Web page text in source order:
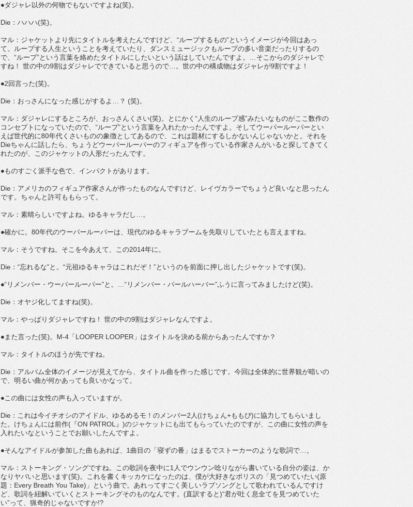
●ダジャレ以外の何物でもないですよね(笑)。
Die：ハハハ(笑)。
マル：ジャケットより先にタイトルを考えたんですけど、“ループするもの”というイメージが今回はあっ
て。ループする人生ということを考えていたり、ダンスミュージックもループの多い音楽だったりするの
で、“ループ”という言葉を絡めたタイトルにしたいという話はしていたんですよ。…そこからのダジャレで
すね！ 世の中の9割はダジャレでできていると思うので…。世の中の構成物はダジャレが9割ですよ！
●2回言った(笑)。
Die：おっさんになった感じがするよ…？ (笑)。
マル：ダジャレにするところが、おっさんくさい(笑)。とにかく“人生のループ感”みたいなものがここ数作の
コンセプトになっていたので、“ループ”という言葉を入れたかったんですよ。そしてウーパールーパーとい
えば世代的に80年代くさいものの象徴としてあるので、これは題材にするしかないんじゃないかと。それを
Dieちゃんに話したら、ちょうどウーパールーパーのフィギュアを作っている作家さんがいると探してきてく
れたのが、このジャケットの人形だったんです。
●ものすごく派手な色で、インパクトがあります。
Die：アメリカのフィギュア作家さんが作ったものなんですけど、レイヴカラーでちょうど良いなと思ったん
です。ちゃんと許可ももらって。
マル：素晴らしいですよね。ゆるキャラだし…。
●確かに。80年代のウーパールーパーは、現代のゆるキャラブームを先取りしていたとも言えますね。
マル：そうですね。そこを今あえて、この2014年に。
Die：“忘れるな”と。“元祖ゆるキャラはこれだぞ！”というのを前面に押し出したジャケットです(笑)。
●“リメンバー・ウーパールーパー”と。…“リメンバー・パールハーバー”ふうに言ってみましたけど(笑)。
Die：オヤジ化してますね(笑)。
マル：やっぱりダジャレですね！ 世の中の9割はダジャレなんですよ。
●また言った(笑)。M-4「LOOPER LOOPER」はタイトルを決める前からあったんですか？
マル：タイトルのほうが先ですね。
Die：アルバム全体のイメージが見えてから、タイトル曲を作った感じです。今回は全体的に世界観が暗いの
で、明るい曲が何かあっても良いかなって。
●この曲には女性の声も入っていますが。
Die：これは今イチオシのアイドル、ゆるめるモ！のメンバー2人(けちょん+ももぴ)に協力してもらいまし
た。けちょんには前作(『ON PATROL』)のジャケットにも出てもらっていたのですが、この曲に女性の声を
入れたいなということでお願いしたんですよ。
●そんなアイドルが参加した曲もあれば、1曲目の「寝ずの番」はまるでストーカーのような歌詞で…。
マル：ストーキング・ソングですね。この歌詞を夜中に1人でウンウン唸りながら書いている自分の姿は、か
なりヤバいと思います(笑)。これを書くキッカケになったのは、僕が大好きなポリスの「見つめていたい(原
題：Every Breath You Take)」という曲で。あれってすごく美しいラブソングとして歌われているんですけ
ど、歌詞を紐解いていくとストーキングそのものなんです。(直訳すると)“君が吐く息全てを見つめていた
い”って、猟奇的じゃないですか!?